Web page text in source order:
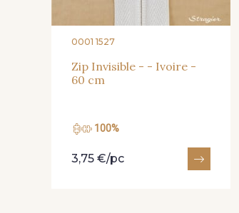
0001 1527
Zip Invisible - - Ivoire -
60 cm
100%
3,75 €/pc